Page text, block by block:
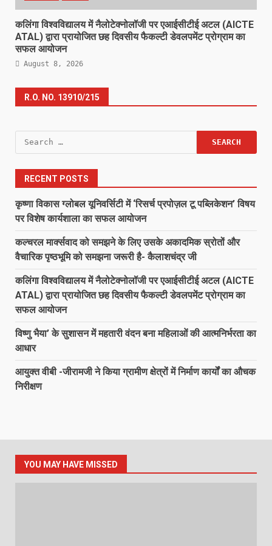
कलिंगा विश्वविद्यालय में नैलोटेक्नोलॉजी पर एआईसीटीई अटल (AICTE
ATAL) द्वारा प्रायोजित छह दिवसीय फैकल्टी डेवलपमेंट प्रोग्राम का
सफल आयोजन
August 8, 2026
R.O. NO. 13910/215
Search
for:
RECENT POSTS
कृष्णा विकास ग्लोबल यूनिवर्सिटी में ‘रिसर्च प्रपोज़ल टू पब्लिकेशन’ विषय
पर विशेष कार्यशाला का सफल आयोजन
कल्चरल मार्क्सवाद को समझने के लिए उसके अकादमिक स्रोतों और
वैचारिक पृष्ठभूमि को समझना जरूरी है- कैलाशचंद्र जी
कलिंगा विश्वविद्यालय में नैलोटेक्नोलॉजी पर एआईसीटीई अटल (AICTE
ATAL) द्वारा प्रायोजित छह दिवसीय फैकल्टी डेवलपमेंट प्रोग्राम का
सफल आयोजन
विष्णु भैया’ के सुशासन में महतारी वंदन बना महिलाओं की आत्मनिर्भरता का
आधार
आयुक्त वीबी -जीरामजी ने किया ग्रामीण क्षेत्रों में निर्माण कार्यों का औचक
निरीक्षण
YOU MAY HAVE MISSED